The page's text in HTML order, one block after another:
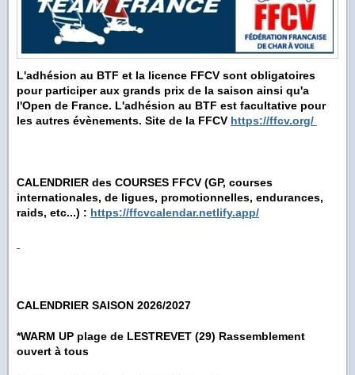
L'adhésion au BTF et la licence FFCV sont obligatoires
pour participer aux grands prix de la saison ainsi qu'a
l'Open de France. L'adhésion au BTF est facultative pour
les autres évènements. Site de la FFCV https://ffcv.org/
CALENDRIER des COURSES FFCV (GP, courses
internationales, de ligues, promotionnelles, endurances,
raids, etc...) : https://ffcvcalendar.netlify.app/
CALENDRIER SAISON 2026/2027
*WARM UP plage de LESTREVET (29) Rassemblement
ouvert à tous